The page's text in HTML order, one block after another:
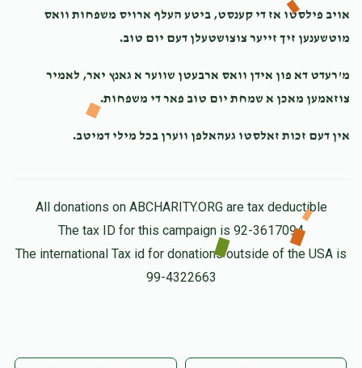
Avrumie Markowitz
$36.00
Anonymous
2 years ago $18.00
2 years ago $100.00
אויב פילסטו אז די קענסט, ביטע העלף ארויס משפחות וואס
מוטשענען זיך זייער צוצושטעלן דעם יום טוב.
מ'רעדט דא פון אידן וואס ארבעטן שווער א גאנץ יאר, לאמיר
צוזאמען מאכן א שמחת יום טוב פאר די משפחות.
אין דעם זכות זאלסטו געהאלפן ווערן בכל מילי דמיטב.
All donations on ABCHARITY.ORG are tax deductible
The tax ID for this campaign is 92-3617094
The international Tax id for donations outside of the USA is
99-4322663